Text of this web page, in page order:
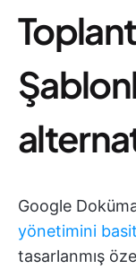
Google
yönetimini
tasarlanmış